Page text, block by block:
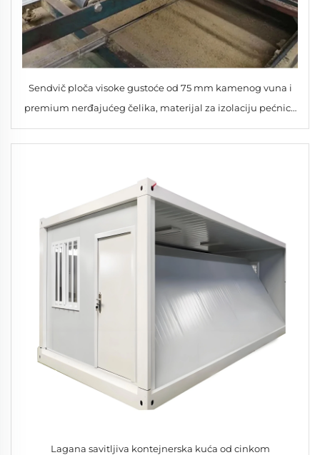
Sendvič ploča visoke gustoće od 75 mm kamenog vuna i
premium nerđajućeg čelika, materijal za izolaciju pećnica
za skladišta, hladnjače i radionice
Lagana savitljiva kontejnerska kuća od cinkom